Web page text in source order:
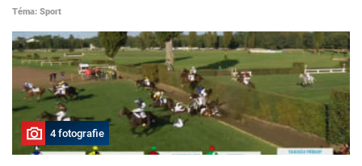
Téma: Sport
4 fotografie